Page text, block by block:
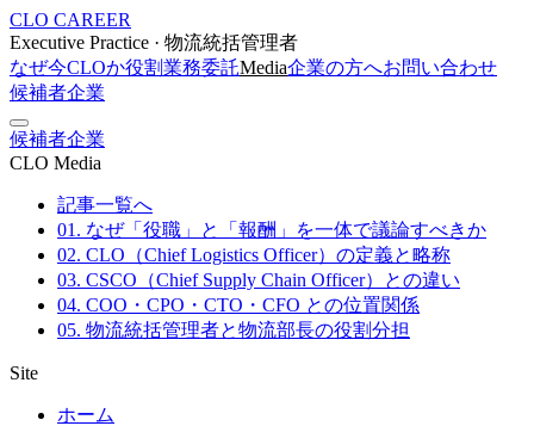
CLO CAREER
Executive Practice · 物流統括管理者
なぜ今CLOか役割業務委託Media企業の方へお問い合わせ
候補者企業
候補者企業
CLO Media
記事一覧へ
01. なぜ「役職」と「報酬」を一体で議論すべきか
02. CLO（Chief Logistics Officer）の定義と略称
03. CSCO（Chief Supply Chain Officer）との違い
04. COO・CPO・CTO・CFO との位置関係
05. 物流統括管理者と物流部長の役割分担
Site
ホーム